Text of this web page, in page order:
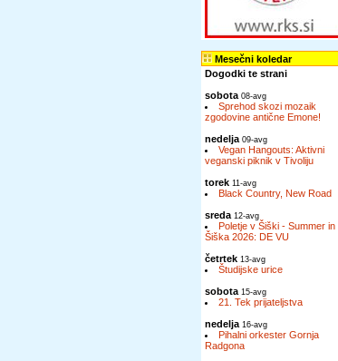
Mesečni koledar
Dogodki te strani
sobota 08-avg
Sprehod skozi mozaik
zgodovine antične Emone!
nedelja 09-avg
Vegan Hangouts: Aktivni
veganski piknik v Tivoliju
torek 11-avg
Black Country, New Road
sreda 12-avg
Poletje v Šiški - Summer in
Šiška 2026: DE VU
četrtek 13-avg
Študijske urice
sobota 15-avg
21. Tek prijateljstva
nedelja 16-avg
Pihalni orkester Gornja
Radgona